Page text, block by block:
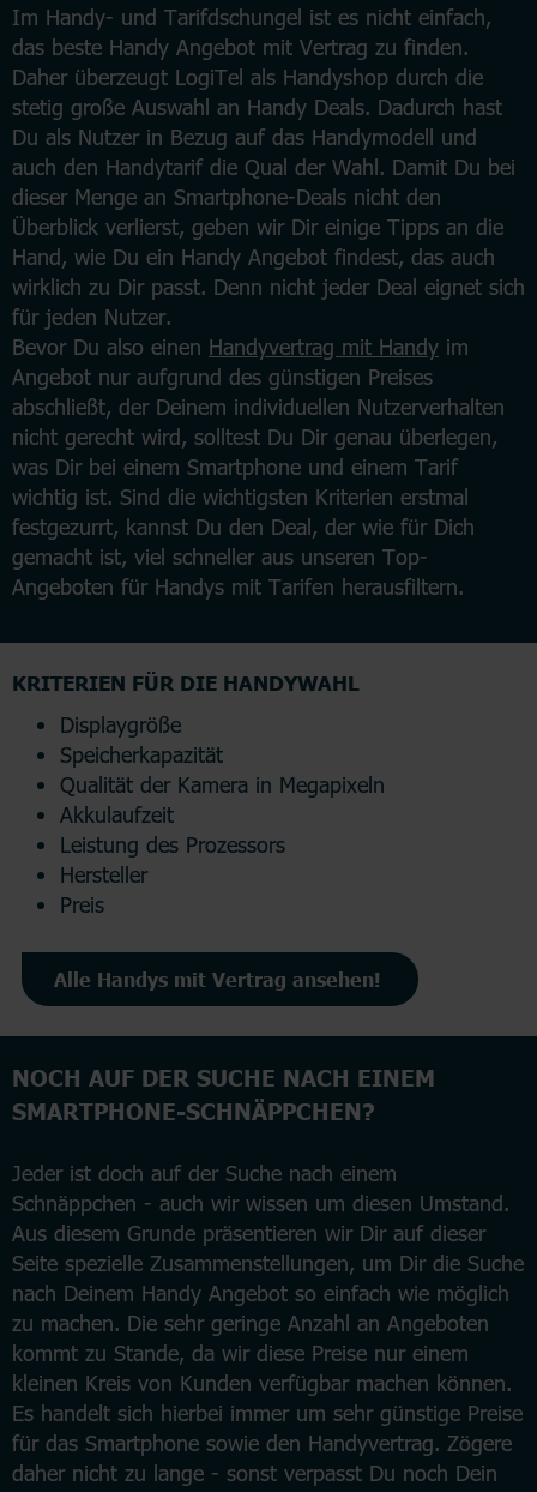
Im Handy- und Tarifdschungel ist es nicht einfach,
das beste Handy Angebot mit Vertrag zu finden.
Daher überzeugt LogiTel als Handyshop durch die
stetig große Auswahl an Handy Deals. Dadurch hast
Du als Nutzer in Bezug auf das Handymodell und
auch den Handytarif die Qual der Wahl. Damit Du bei
dieser Menge an Smartphone-Deals nicht den
Überblick verlierst, geben wir Dir einige Tipps an die
Hand, wie Du ein Handy Angebot findest, das auch
wirklich zu Dir passt. Denn nicht jeder Deal eignet sich
für jeden Nutzer.
Bevor Du also einen Handyvertrag mit Handy im
Angebot nur aufgrund des günstigen Preises
abschließt, der Deinem individuellen Nutzerverhalten
nicht gerecht wird, solltest Du Dir genau überlegen,
was Dir bei einem Smartphone und einem Tarif
wichtig ist. Sind die wichtigsten Kriterien erstmal
festgezurrt, kannst Du den Deal, der wie für Dich
gemacht ist, viel schneller aus unseren Top-
Angeboten für Handys mit Tarifen herausfiltern.
KRITERIEN FÜR DIE HANDYWAHL
Displaygröße
Speicherkapazität
Qualität der Kamera in Megapixeln
Akkulaufzeit
Leistung des Prozessors
Hersteller
Preis
Alle Handys mit Vertrag ansehen!
NOCH AUF DER SUCHE NACH EINEM
SMARTPHONE-SCHNÄPPCHEN?
Jeder ist doch auf der Suche nach einem
Schnäppchen - auch wir wissen um diesen Umstand.
Aus diesem Grunde präsentieren wir Dir auf dieser
Seite spezielle Zusammenstellungen, um Dir die Suche
nach Deinem Handy Angebot so einfach wie möglich
zu machen. Die sehr geringe Anzahl an Angeboten
kommt zu Stande, da wir diese Preise nur einem
kleinen Kreis von Kunden verfügbar machen können.
Es handelt sich hierbei immer um sehr günstige Preise
für das Smartphone sowie den Handyvertrag. Zögere
daher nicht zu lange - sonst verpasst Du noch Dein